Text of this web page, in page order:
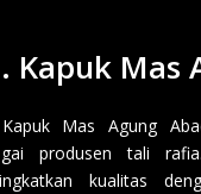
Kapuk Mas
Mas Agung
produsen tali
kualitas